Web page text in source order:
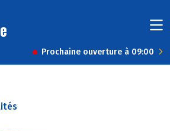
Prochaine ouverture à 09:00